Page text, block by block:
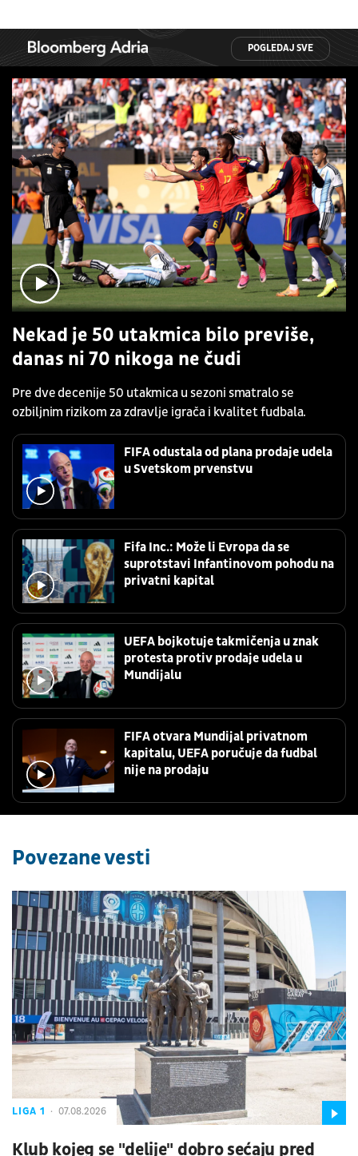
POGLEDAJ SVE
Nekad je 50 utakmica bilo previše,
danas ni 70 nikoga ne čudi
Pre dve decenije 50 utakmica u sezoni smatralo se
ozbiljnim rizikom za zdravlje igrača i kvalitet fudbala.
FIFA odustala od plana prodaje udela
u Svetskom prvenstvu
Fifa Inc.: Može li Evropa da se
suprotstavi Infantinovom pohodu na
privatni kapital
UEFA bojkotuje takmičenja u znak
protesta protiv prodaje udela u
Mundijalu
FIFA otvara Mundijal privatnom
kapitalu, UEFA poručuje da fudbal
nije na prodaju
Povezane vesti
LIGA 1 07.08.2026
Klub kojeg se "delije" dobro sećaju pred